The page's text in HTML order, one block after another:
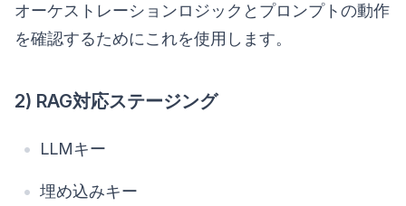
オーケストレーションロジックとプロンプトの動作
を確認するためにこれを使用します。
2) RAG対応ステージング
LLMキー
埋め込みキー